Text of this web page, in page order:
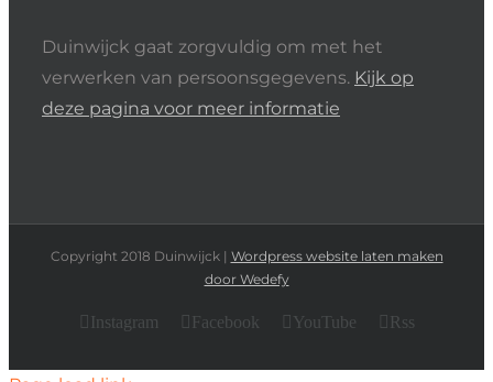
Duinwijck gaat zorgvuldig om met het
verwerken van persoonsgegevens. Kijk op
deze pagina voor meer informatie
Copyright 2018 Duinwijck | Wordpress website laten maken
door Wedefy
Instagram Facebook YouTube Rss